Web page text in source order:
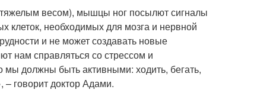
весом), мышцы ног посылют сигналы
клеток, необходимых для мозга и нервной
и не может создавать новые
нам справляться со стрессом и
должны быть активными: ходить, бегать,
говорит доктор Адами.